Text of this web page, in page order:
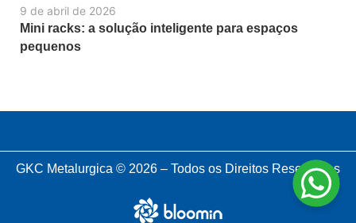
9 de abril de 2026
Mini racks: a solução inteligente para espaços
pequenos
GKC Metalurgica © 2026 – Todos os Direitos Reservados